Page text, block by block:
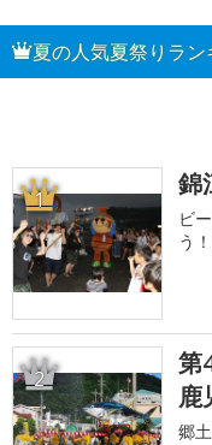
夏の人気夏祭りラン
1 錦
ビ
う！
2
第
鹿
郷